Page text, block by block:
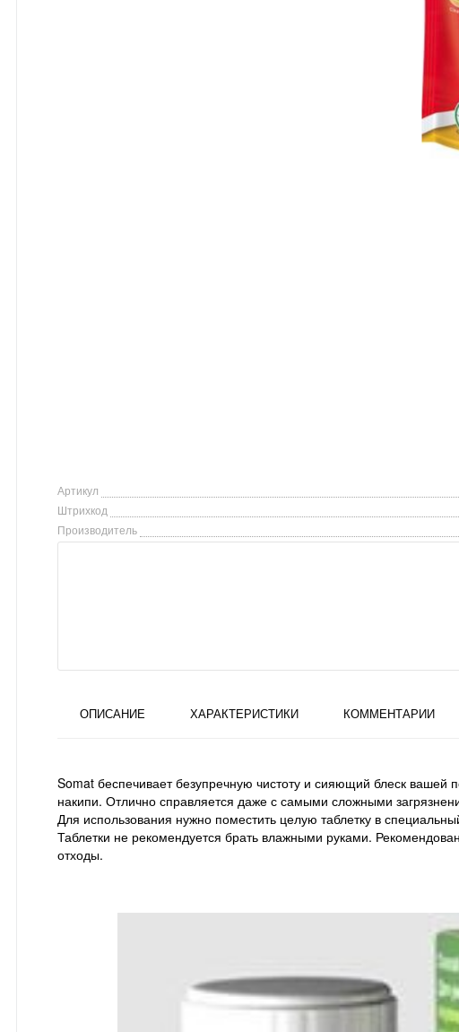
Артикул
Штрихкод
Производитель
ОПИСАНИЕ ХАРАКТЕРИСТИКИ КОММЕНТАРИИ
Somat беспечивает безупречную чистоту и сияющий блеск
накипи. Отлично справляется даже с самыми сложными
Для использования нужно поместить целую таблетку в
Таблетки не рекомендуется брать влажными руками.
отходы.